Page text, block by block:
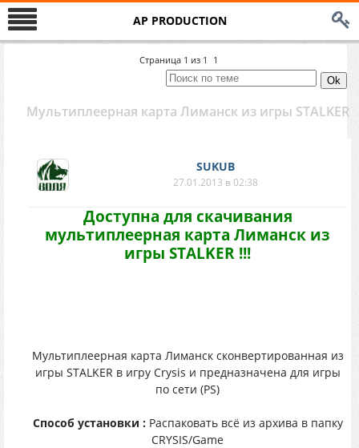
AP PRODUCTION
Страница 1 из 1 1
Мультиплеерная карта Лиманск из игры STALKER
SUKUB
27.01.2013 в 02:38
Доступна для скачивания
мультиплеерная карта Лиманск из
игры STALKER !!!
Мультиплеерная карта Лиманск сконвертированная из
игры STALKER в игру Crysis и предназначена для игры
по сети (PS)
Способ установки :Распаковать всё из архива в папку
CRYSIS/Game